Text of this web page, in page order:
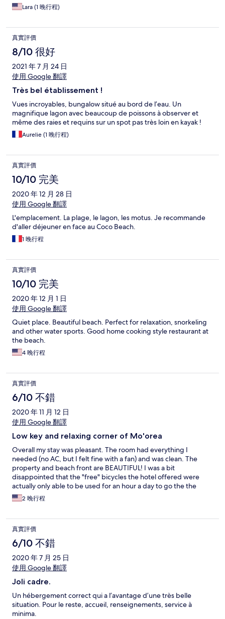
Lara (1 晚行程)
真實評價
8/10 很好
2021 年 7 月 24 日
使用 Google 翻譯
Très bel établissement !
Vues incroyables, bungalow situé au bord de l’eau. Un
magnifique lagon avec beaucoup de poissons à observer et
même des raies et requins sur un spot pas très loin en kayak !
Aurelie (1 晚行程)
真實評價
10/10 完美
2020 年 12 月 28 日
使用 Google 翻譯
L'emplacement. La plage, le lagon, les motus. Je recommande
d'aller déjeuner en face au Coco Beach.
1 晚行程
真實評價
10/10 完美
2020 年 12 月 1 日
使用 Google 翻譯
Quiet place. Beautiful beach. Perfect for relaxation, snorkeling
and other water sports. Good home cooking style restaurant at
the beach.
4 晚行程
真實評價
6/10 不錯
2020 年 11 月 12 日
使用 Google 翻譯
Low key and relaxing corner of Mo'orea
Overall my stay was pleasant. The room had everything I
needed (no AC, but I felt fine with a fan) and was clean. The
property and beach front are BEAUTIFUL! I was a bit
disappointed that the "free" bicycles the hotel offered were
actually only able to be used for an hour a day to go the the
market and back, not to explore the island.
2 晚行程
真實評價
6/10 不錯
2020 年 7 月 25 日
使用 Google 翻譯
Joli cadre.
Un hébergement correct qui a l’avantage d’une très belle
situation. Pour le reste, accueil, renseignements, service à
minima.